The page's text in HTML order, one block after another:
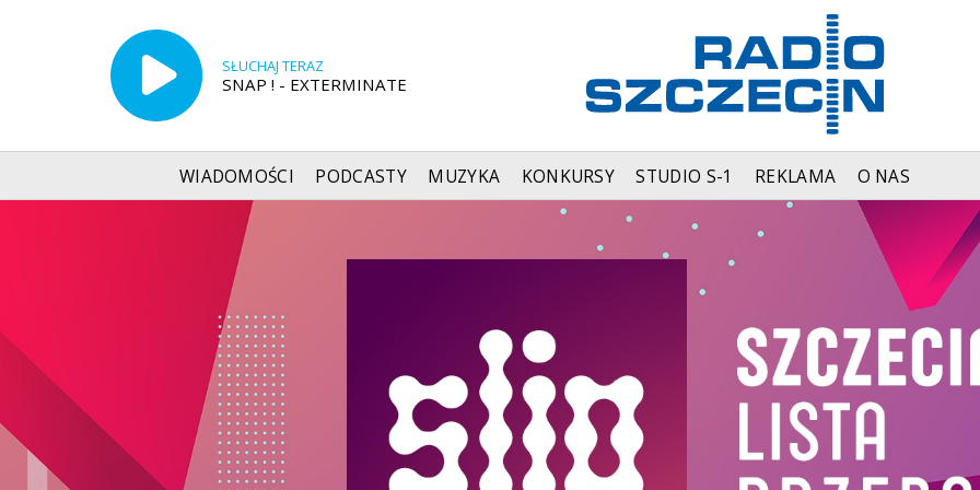
SŁUCHAJ TERAZ
SNAP ! - EXTERMINATE
WIADOMOŚCI PODCASTY MUZYKA KONKURSY STUDIO S-1 REKLAMA O NAS